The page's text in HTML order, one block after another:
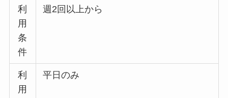
利
用
条
件
週2回以上から
利
用
平日のみ